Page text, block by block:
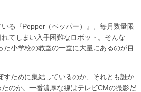
る『Pepper（ペッパー）』。毎月数量限
てしまい入手困難なロボット。そんな
た小学校の教室の一室に大量にあるのが目
すために集結しているのか、それとも誰か
のか。一番濃厚な線はテレビCMの撮影だ